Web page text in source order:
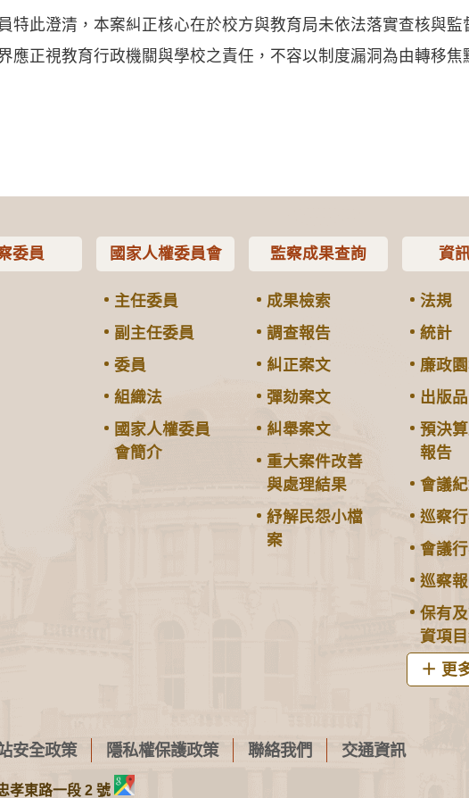
特此澄清，本案糾正核心在於校方與教育局未依法落實查核與
應正視教育行政機關與學校之責任，不容以制度漏洞為由轉移焦
委員 國家人權委員會
主任委員
副主任委員
委員
組織法
國家人權委員
會簡介
監察成果查詢
成果檢索
調查報告
糾正案文
彈劾案文
糾舉案文
重大案件改善
與處理結果
紓解民怨小檔
案
資
法規
統計
廉政
出版品
預決
報告
會議
巡察
會議
巡察
保有
資項
更
安全政策 隱私權保護政策 聯絡我們 交通資訊
孝東路一段 2 號